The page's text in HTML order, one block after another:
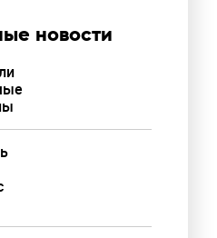
новости